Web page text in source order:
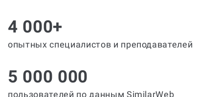
4 000+
опытных специалистов и преподавателей
5 000 000
пользователей по данным SimilarWeb